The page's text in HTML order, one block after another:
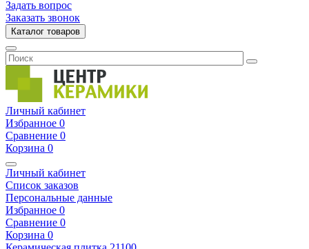
Задать вопрос
Заказать звонок
Каталог товаров
Личный кабинет
Избранное 0
Сравнение 0
Корзина 0
Личный кабинет
Список заказов
Персональные данные
Избранное 0
Сравнение 0
Корзина 0